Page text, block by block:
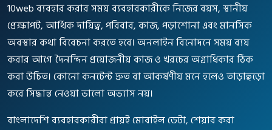
10web ব্যবহার করার সময় ব্যবহারকারীকে নিজের বয়স, স্থানীয়
প্রেক্ষাপট, আর্থিক দায়িত্ব, পরিবার, কাজ, পড়াশোনা এবং মানসিক
অবস্থার কথা বিবেচনা করতে হবে। অনলাইন বিনোদনে সময় ব্যয়
করার আগে দৈনন্দিন প্রয়োজনীয় কাজ ও খরচের অগ্রাধিকার ঠিক
করা উচিত। কোনো কনটেন্ট দ্রুত বা আকর্ষণীয় মনে হলেও তাড়াহুড়ো
করে সিদ্ধান্ত নেওয়া ভালো অভ্যাস নয়।
বাংলাদেশি ব্যবহারকারীরা প্রায়ই মোবাইল ডেটা, শেয়ার করা